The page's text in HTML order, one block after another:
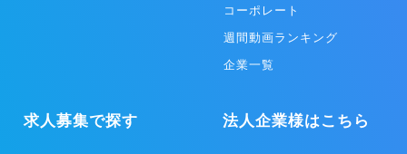
ウェアを開発し、人々の生活がより楽しく、便利になるようサービス
を展開しています。UI/UXが優れたデザインを重視し、高い価値を実
い、クライアントの新規獲得コストの削減や事業安定化に貢献してい
ます。
コーポレート
週間動画ランキング
企業一覧
求人募集で探す 法人企業様はこちら